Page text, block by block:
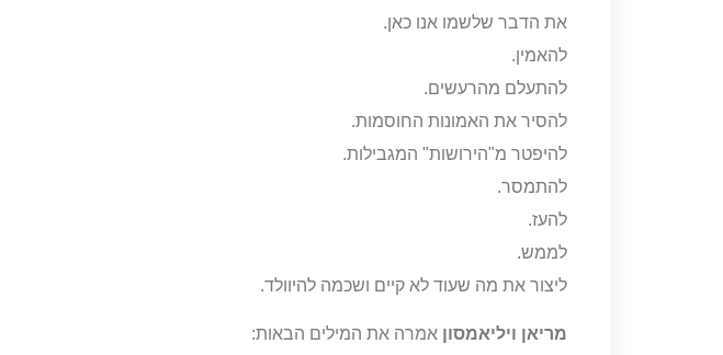
את הדבר שלשמו אנו כאן.
להאמין.
להתעלם מהרעשים.
להסיר את האמונות החוסמות.
להיפטר מ"הירושות" המגבילות.
להתמסר.
להעז.
לממש.
ליצור את מה שעוד לא קיים ושכמה להיוולד.
מריאן ויליאמסון אמרה את המילים הבאות: